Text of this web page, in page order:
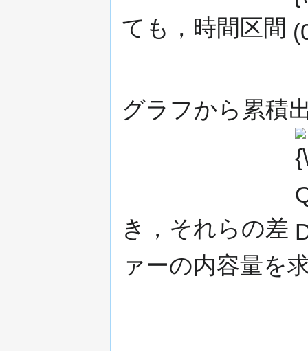
ても，時間区間
グラフから累積
き，それらの差
ァーの内容量を